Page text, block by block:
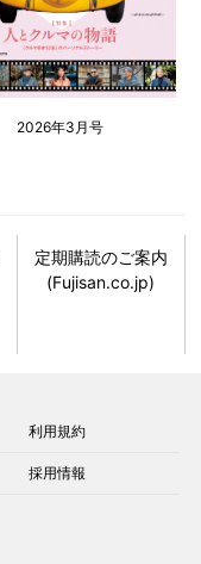
2026年3月号
定期購読のご案内
(Fujisan.co.jp)
利用規約
採用情報